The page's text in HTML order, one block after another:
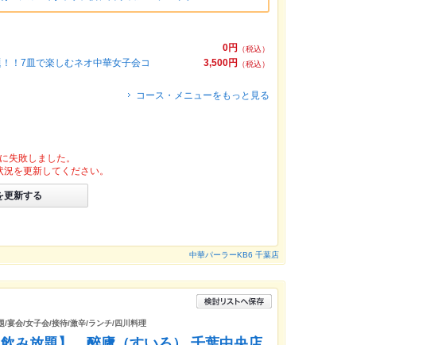
0円
（税込）
3,500円
（税込）
！7皿で楽しむネオ中華女子会コ
コース・メニューをもっと見る
失敗しました。
を更新してください。
更新する
中華パーラーKB6 千葉店
/宴会/女子会/接待/激辛/ランチ/四川料理